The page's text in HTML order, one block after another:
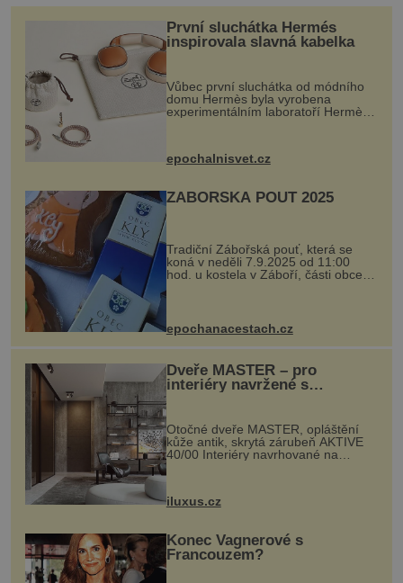
První sluchátka Hermés
inspirovala slavná kabelka
Vůbec první sluchátka od módního
domu Hermès byla vyrobena
experimentálním laboratoří Hermès
kovový...
epochalnisvet.cz
ZÁBOŘSKÁ POUŤ 2025
Tradiční Zábořská pouť, která se
koná v neděli 7.9.2025 od 11:00
hod. u kostela v Záboří, části obce
Kly u Mělníka. V programu naleznete
komentovanou prohlídku kostela,
epochanacestach.cz
Dveře MASTER – pro
interiéry navržené s
rozumem i vášní!
Otočné dveře MASTER, opláštění
kůže antik, skrytá zárubeň AKTIVE
40/00 Interiéry navrhované na
zakázku často vyžadují atypické
rozměry nejen nábytku, ale i
dnes umož...
iluxus.cz
Konec Vagnerové s
Francouzem?